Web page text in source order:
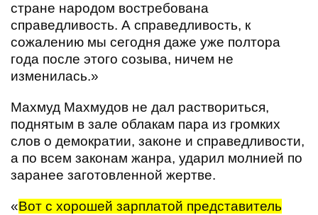
стране народом востребована
справедливость. А справедливость, к
сожалению мы сегодня даже уже полтора
года после этого созыва, ничем не
изменилась.»
Махмуд Махмудов не дал раствориться,
поднятым в зале облакам пара из громких
слов о демократии, законе и справедливости,
а по всем законам жанра, ударил молнией по
заранее заготовленной жертве.
«Вот с хорошей зарплатой представитель